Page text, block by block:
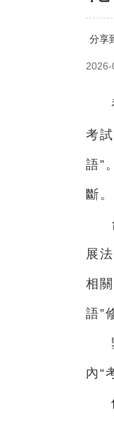
分享
考
語”
斷。
展
相
語”
內“